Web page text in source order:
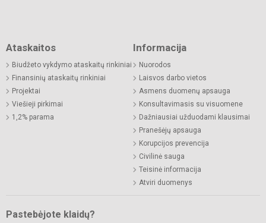
Ataskaitos
Biudžeto vykdymo ataskaitų rinkiniai
Finansinių ataskaitų rinkiniai
Projektai
Viešieji pirkimai
1,2% parama
Informacija
Nuorodos
Laisvos darbo vietos
Asmens duomenų apsauga
Konsultavimasis su visuomene
Dažniausiai užduodami klausimai
Pranešėjų apsauga
Korupcijos prevencija
Civilinė sauga
Teisinė informacija
Atviri duomenys
Pastebėjote klaidų?